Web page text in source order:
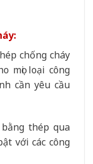
chống cháy
mọi loại công
cần yêu cầu
thép qua
với các công